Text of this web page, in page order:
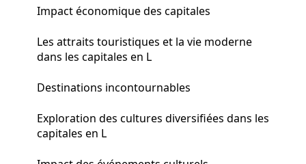
Impact économique des capitales
Les attraits touristiques et la vie moderne
dans les capitales en L
Destinations incontournables
Exploration des cultures diversifiées dans les
capitales en L